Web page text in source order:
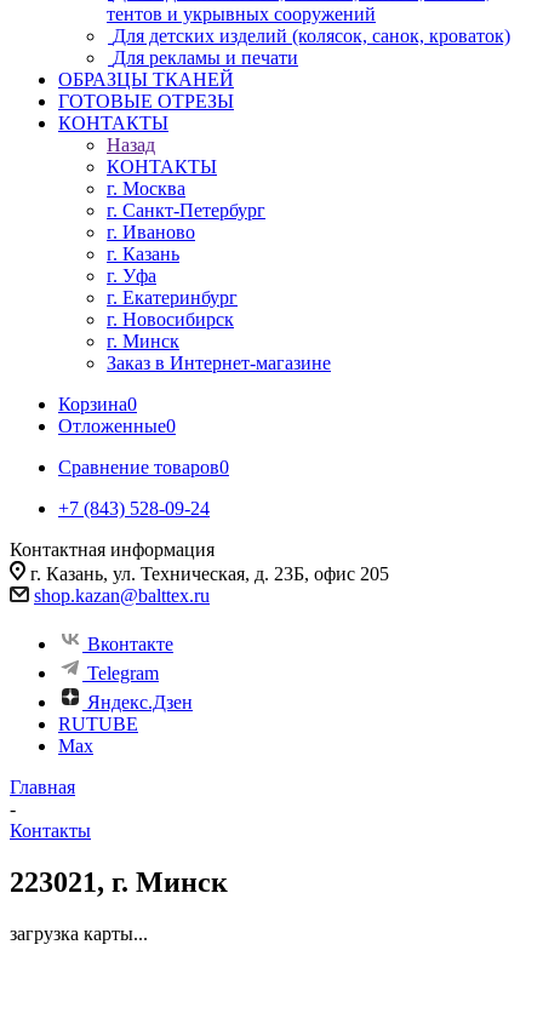
тентов и укрывных сооружений
Для детских изделий (колясок, санок, кроваток)
Для рекламы и печати
ОБРАЗЦЫ ТКАНЕЙ
ГОТОВЫЕ ОТРЕЗЫ
КОНТАКТЫ
Назад
КОНТАКТЫ
г. Москва
г. Санкт-Петербург
г. Иваново
г. Казань
г. Уфа
г. Екатеринбург
г. Новосибирск
г. Минск
Заказ в Интернет-магазине
Корзина0
Отложенные0
Сравнение товаров0
+7 (843) 528-09-24
Контактная информация
г. Казань, ул. Техническая, д. 23Б, офис 205
shop.kazan@balttex.ru
Вконтакте
Telegram
Яндекс.Дзен
RUTUBE
Max
Главная
-
Контакты
223021, г. Минск
загрузка карты...